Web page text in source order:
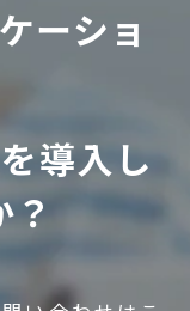
ーショ
導入し
？